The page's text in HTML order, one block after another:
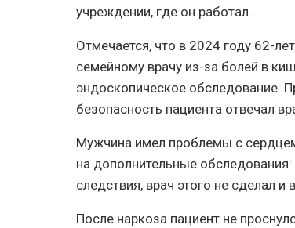
учреждении, где он работал.
Отмечается, что в 2024 году 62-
семейному врачу из-за болей в
эндоскопическое обследование.
безопасность пациента отвечал
Мужчина имел проблемы с
на дополнительные
следствия, врач этого не сделал
После наркоза пациент не